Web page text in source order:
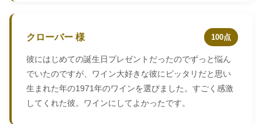
クローバー 様 100点
彼にはじめての誕生日プレゼントだったのでずっと悩ん
でいたのですが、ワイン大好きな彼にピッタリだと思い
生まれた年の1971年のワインを選びました。すごく感激
してくれた彼。ワインにしてよかったです。